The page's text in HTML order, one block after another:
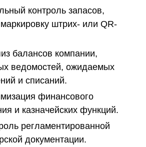
контроль запасов,
штрих- или QR-
балансов компании,
ведомостей, ожидаемых
и списаний.
финансового
и казначейских функций.
регламентированной
документации.